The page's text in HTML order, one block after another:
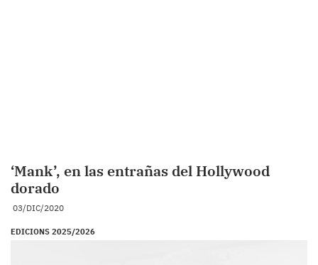
‘Mank’, en las entrañas del Hollywood
dorado
03/DIC/2020
EDICIONS 2025/2026